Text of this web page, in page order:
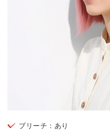
ブリーチ：あり